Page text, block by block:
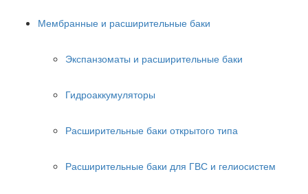
Мембранные и расширительные баки
Экспанзоматы и расширительные баки
Гидроаккумуляторы
Расширительные баки открытого типа
Расширительные баки для ГВС и гелиосистем